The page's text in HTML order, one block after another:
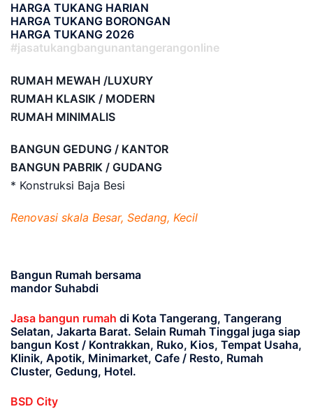
HARGA TUKANG HARIAN
HARGA TUKANG BORONGAN
HARGA TUKANG 2026
#jasatukangbangunantangerangonline
RUMAH MEWAH /LUXURY
RUMAH KLASIK / MODERN
RUMAH MINIMALIS
BANGUN GEDUNG / KANTOR
BANGUN PABRIK / GUDANG
* Konstruksi Baja Besi
Renovasi skala Besar, Sedang, Kecil
Bangun Rumah bersama
mandor Suhabdi
Jasa bangun rumah di Kota Tangerang, Tangerang
Selatan, Jakarta Barat. Selain Rumah Tinggal juga siap
bangun Kost / Kontrakkan, Ruko, Kios, Tempat Usaha,
Klinik, Apotik, Minimarket, Cafe / Resto, Rumah
Cluster, Gedung, Hotel.
BSD City